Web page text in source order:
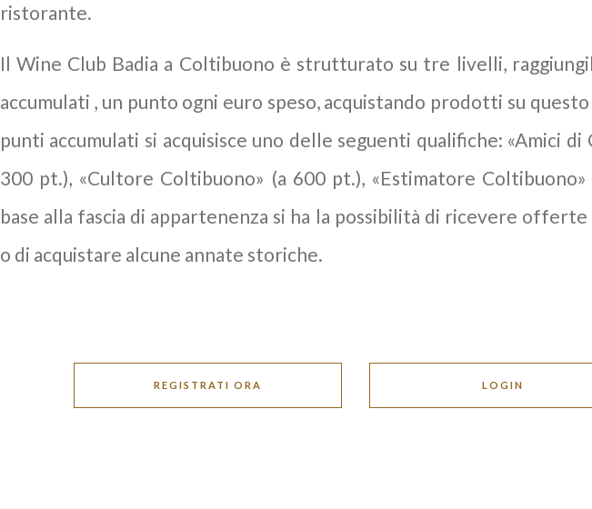
ristorante.
Il Wine Club Badia a Coltibuono è strutturato su tre livelli,
accumulati , un punto ogni euro speso, acquistando prodotti su questo
punti accumulati si acquisisce uno delle seguenti qualifiche: «Amici di
300 pt.), «Cultore Coltibuono» (a 600 pt.), «Estimatore
base alla fascia di appartenenza si ha la possibilità di ricevere offerte
o di acquistare alcune annate storiche.
REGISTRATI ORA LOGIN